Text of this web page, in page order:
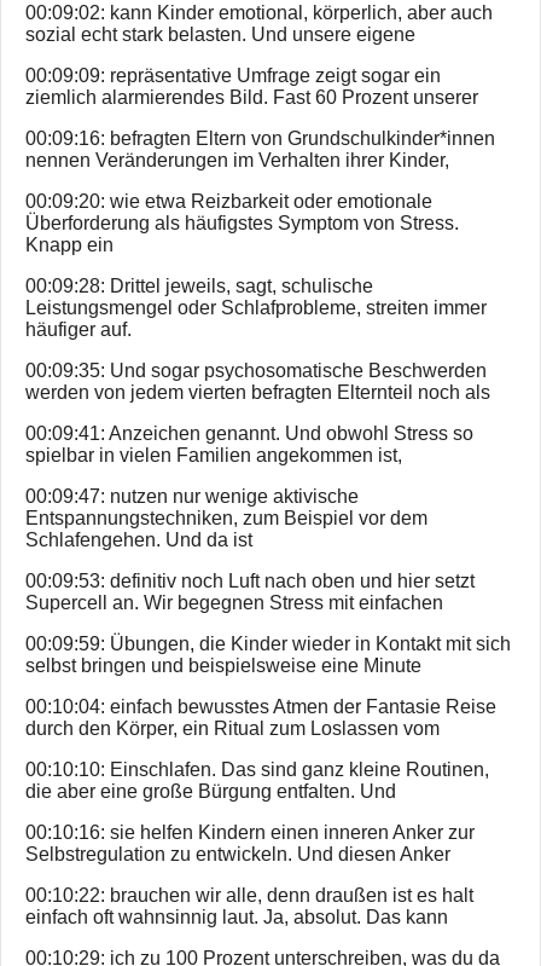
00:09:02: kann Kinder emotional, körperlich, aber auch
sozial echt stark belasten. Und unsere eigene
00:09:09: repräsentative Umfrage zeigt sogar ein
ziemlich alarmierendes Bild. Fast 60 Prozent unserer
00:09:16: befragten Eltern von Grundschulkinder*innen
nennen Veränderungen im Verhalten ihrer Kinder,
00:09:20: wie etwa Reizbarkeit oder emotionale
Überforderung als häufigstes Symptom von Stress.
Knapp ein
00:09:28: Drittel jeweils, sagt, schulische
Leistungsmengel oder Schlafprobleme, streiten immer
häufiger auf.
00:09:35: Und sogar psychosomatische Beschwerden
werden von jedem vierten befragten Elternteil noch als
00:09:41: Anzeichen genannt. Und obwohl Stress so
spielbar in vielen Familien angekommen ist,
00:09:47: nutzen nur wenige aktivische
Entspannungstechniken, zum Beispiel vor dem
Schlafengehen. Und da ist
00:09:53: definitiv noch Luft nach oben und hier setzt
Supercell an. Wir begegnen Stress mit einfachen
00:09:59: Übungen, die Kinder wieder in Kontakt mit sich
selbst bringen und beispielsweise eine Minute
00:10:04: einfach bewusstes Atmen der Fantasie Reise
durch den Körper, ein Ritual zum Loslassen vom
00:10:10: Einschlafen. Das sind ganz kleine Routinen,
die aber eine große Bürgung entfalten. Und
00:10:16: sie helfen Kindern einen inneren Anker zur
Selbstregulation zu entwickeln. Und diesen Anker
00:10:22: brauchen wir alle, denn draußen ist es halt
einfach oft wahnsinnig laut. Ja, absolut. Das kann
00:10:29: ich zu 100 Prozent unterschreiben, was du da